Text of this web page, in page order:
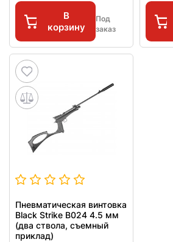
В
корзину
Под
заказ
Пневматическая винтовка
Black Strike B024 4.5 мм
(два ствола, съемный
приклад)